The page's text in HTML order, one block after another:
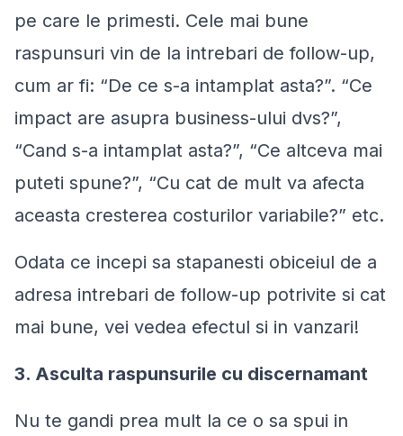
pe care le primesti. Cele mai bune
raspunsuri vin de la intrebari de follow-up,
cum ar fi: “De ce s-a intamplat asta?”. “Ce
impact are asupra business-ului dvs?”,
“Cand s-a intamplat asta?”, “Ce altceva mai
puteti spune?”, “Cu cat de mult va afecta
aceasta cresterea costurilor variabile?” etc.
Odata ce incepi sa stapanesti obiceiul de a
adresa intrebari de follow-up potrivite si cat
mai bune, vei vedea efectul si in vanzari!
3. Asculta raspunsurile cu discernamant
Nu te gandi prea mult la ce o sa spui in